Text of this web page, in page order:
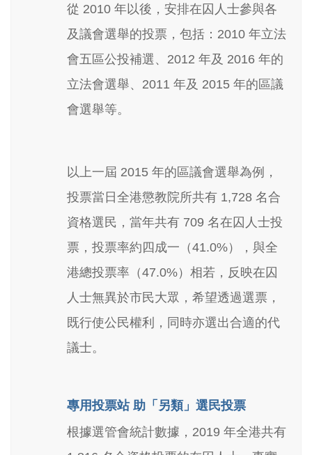
從 2010 年以後，安排在囚人士參與各
及議會選舉的投票，包括：2010 年立法
會五區公投補選、2012 年及 2016 年的
立法會選舉、2011 年及 2015 年的區議
會選舉等。
以上一屆 2015 年的區議會選舉為例，
投票當日全港懲教院所共有 1,728 名合
資格選民，當年共有 709 名在囚人士投
票，投票率約四成一（41.0%），與全
港總投票率（47.0%）相若，反映在囚
人士無異於市民大眾，希望透過選票，
既行使公民權利，同時亦選出合適的代
議士。
專用投票站 助「另類」選民投票
根據選管會統計數據，2019 年全港共有